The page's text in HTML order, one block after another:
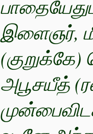
இளைஞர்,
அபூசயீத்